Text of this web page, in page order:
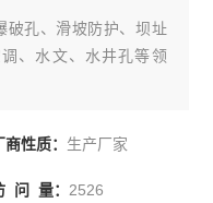
破孔、滑坡防护、坝址
、水文、水井孔等领
量(Kg)工作气压(Mpa)
商性质： 生产厂家
问 量： 2526